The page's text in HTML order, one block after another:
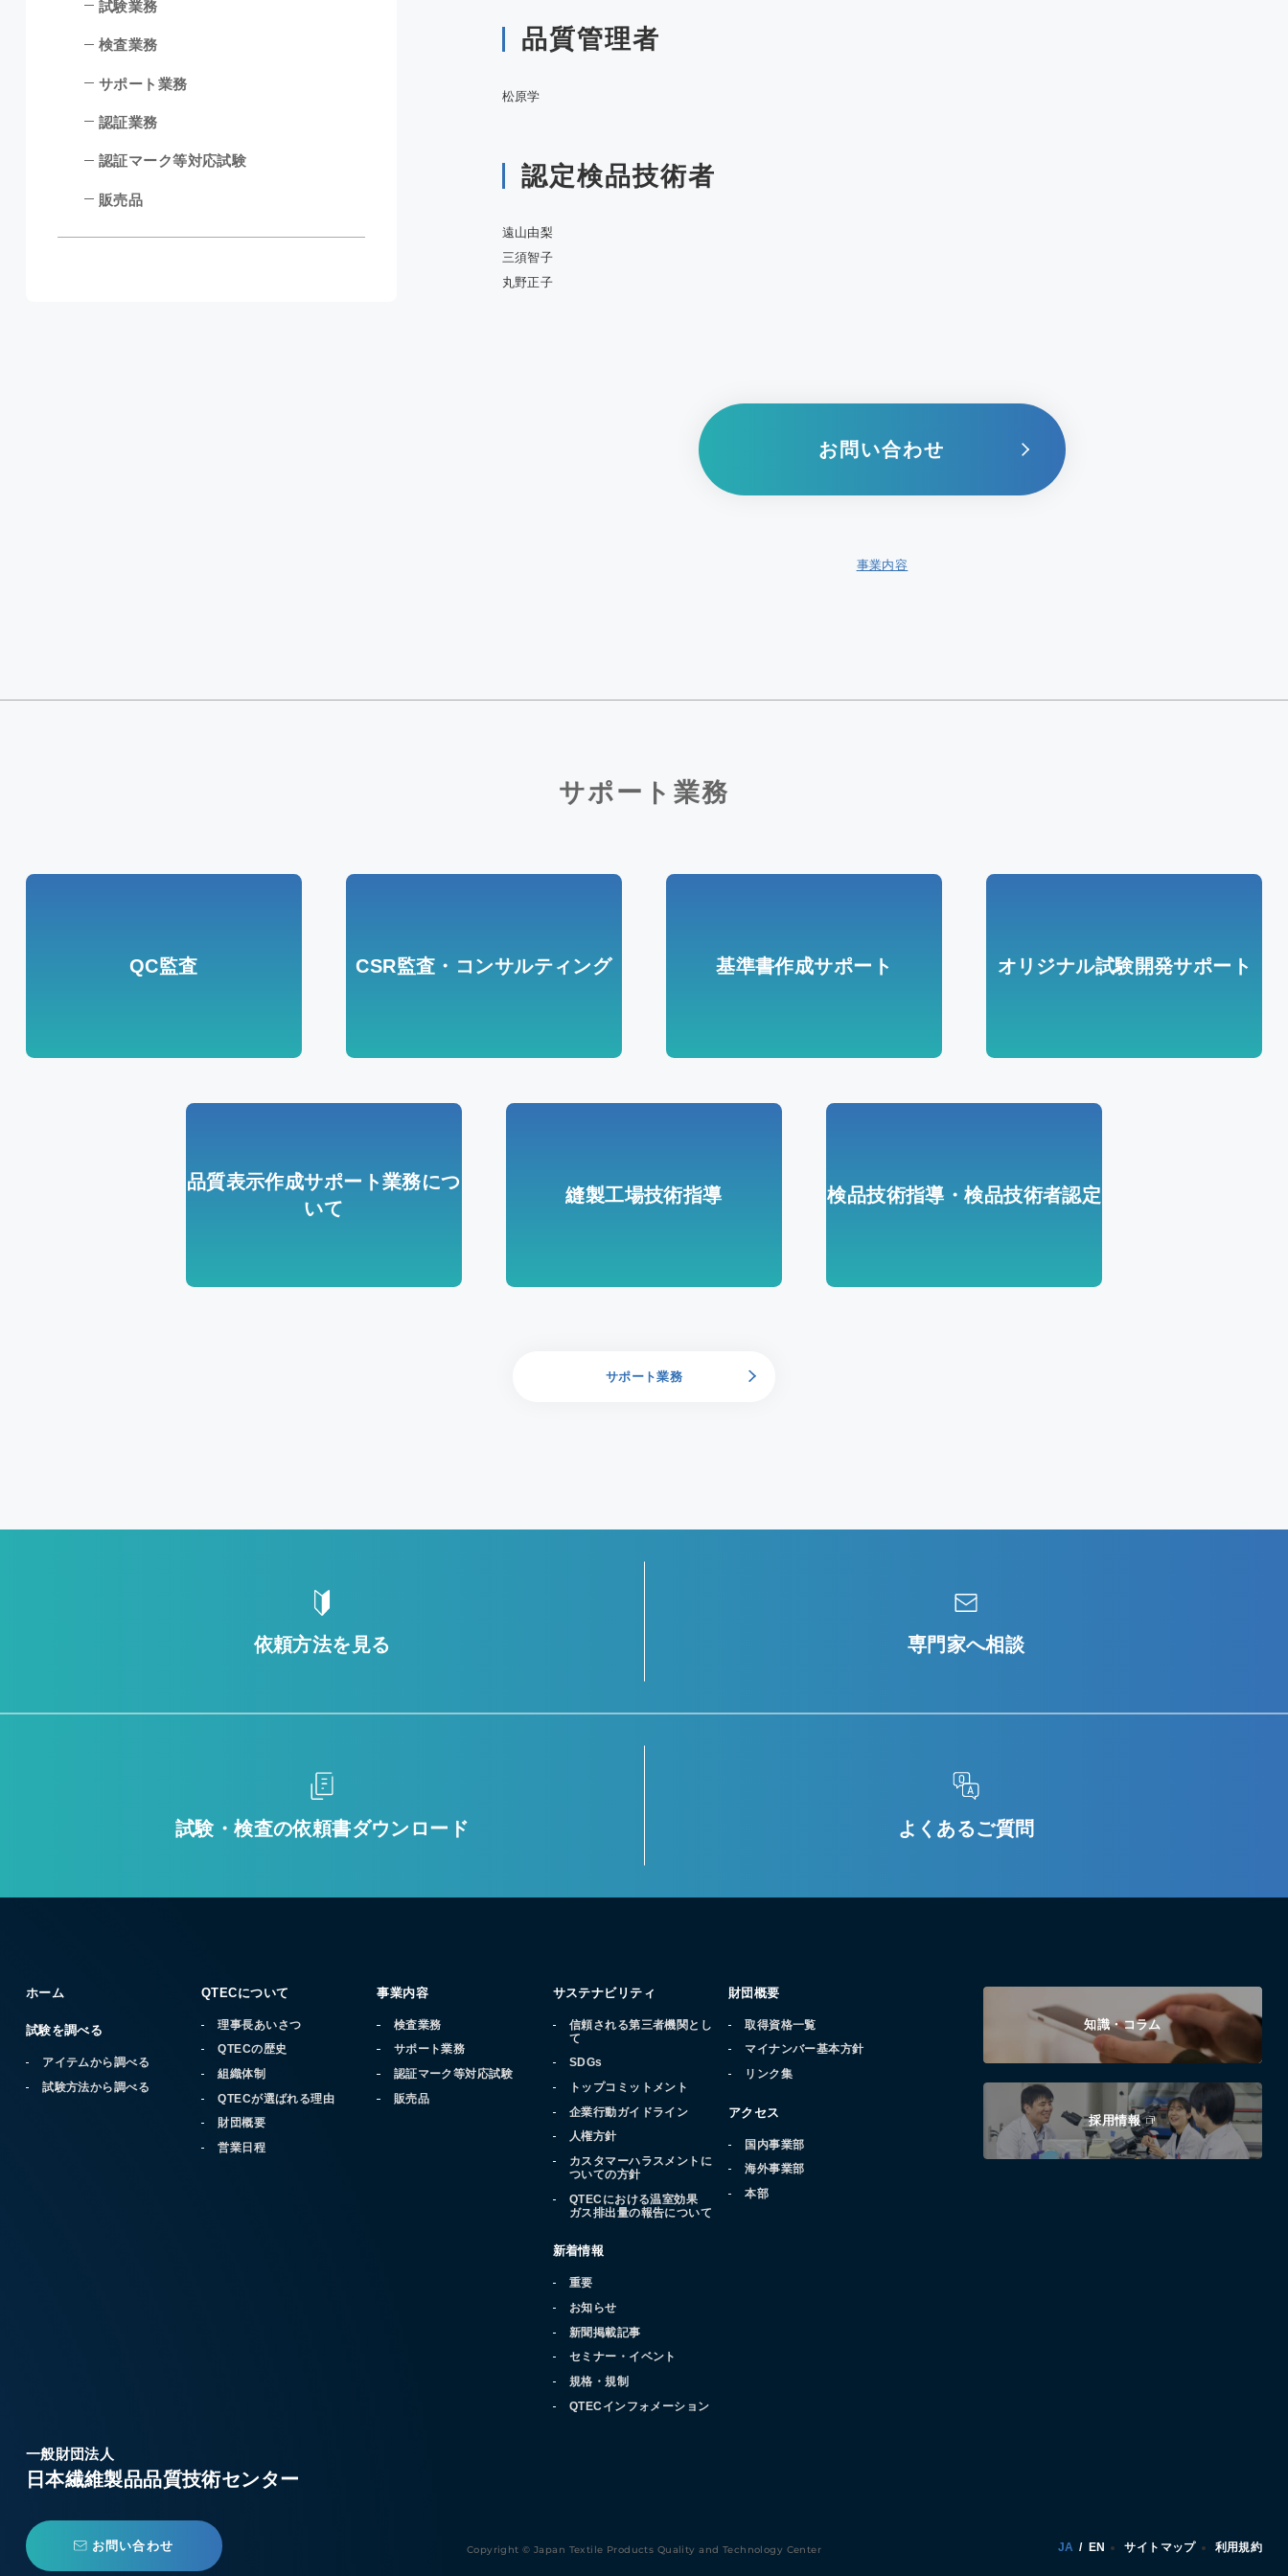
品質管理者
松原学
認定検品技術者
遠山由梨
三須智子
丸野正子
お問い合わせ
事業内容
試験業務
検査業務
サポート業務
認証業務
認証マーク等対応試験
販売品
サポート業務
QC監査 CSR監査・コンサルティング 基準書作成サポート オリジナル試験開発サポート
品質表示作成サポート業務につ
いて
縫製工場技術指導 検品技術指導・検品技術者認定
サポート業務
依頼方法を見る 専門家へ相談
試験・検査の依頼書ダウンロード よくあるご質問
ホーム
試験を調べる
アイテムから調べる
試験方法から調べる
QTECについて
理事長あいさつ
QTECの歴史
組織体制
QTECが選ばれる理由
財団概要
営業日程
事業内容
検査業務
サポート業務
認証マーク等対応試験
販売品
サステナビリティ
信頼される第三者機関とし
て
SDGs
トップコミットメント
企業行動ガイドライン
人権方針
カスタマーハラスメントに
ついての方針
QTECにおける温室効果
ガス排出量の報告について
新着情報
重要
お知らせ
新聞掲載記事
セミナー・イベント
規格・規制
QTECインフォメーション
財団概要
取得資格一覧
マイナンバー基本方針
リンク集
アクセス
国内事業部
海外事業部
本部
知識・コラム
採用情報
一般財団法人
日本繊維製品品質技術センター
お問い合わせ JA / EN サイトマップ 利用規約
Copyright © Japan Textile Products Quality and Technology Center